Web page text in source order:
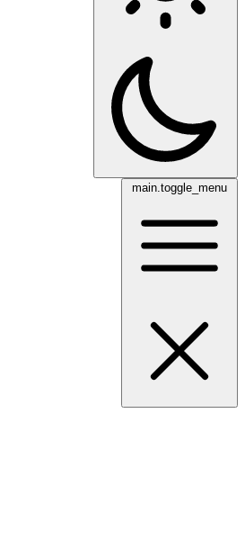
main.toggle_menu